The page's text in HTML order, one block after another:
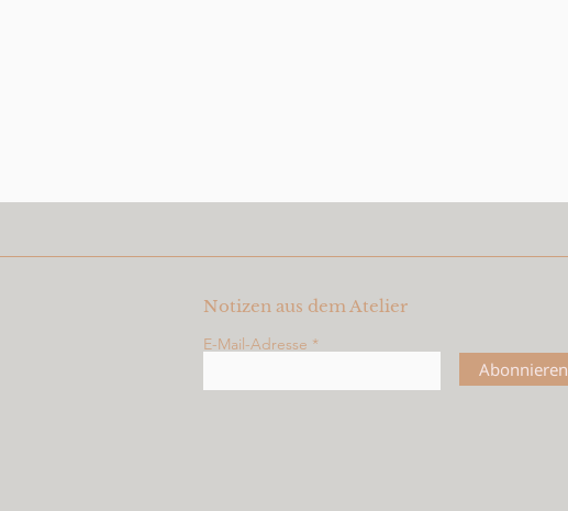
Notizen aus dem Atelier
E-Mail-Adresse
Abonnieren